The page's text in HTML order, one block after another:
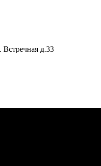
Встречная д.33